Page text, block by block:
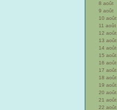
8 août
9 août
10 août
11 août
12 août
13 août
14 août
15 août
16 août
17 août
18 août
19 août
20 août
21 août
22 août